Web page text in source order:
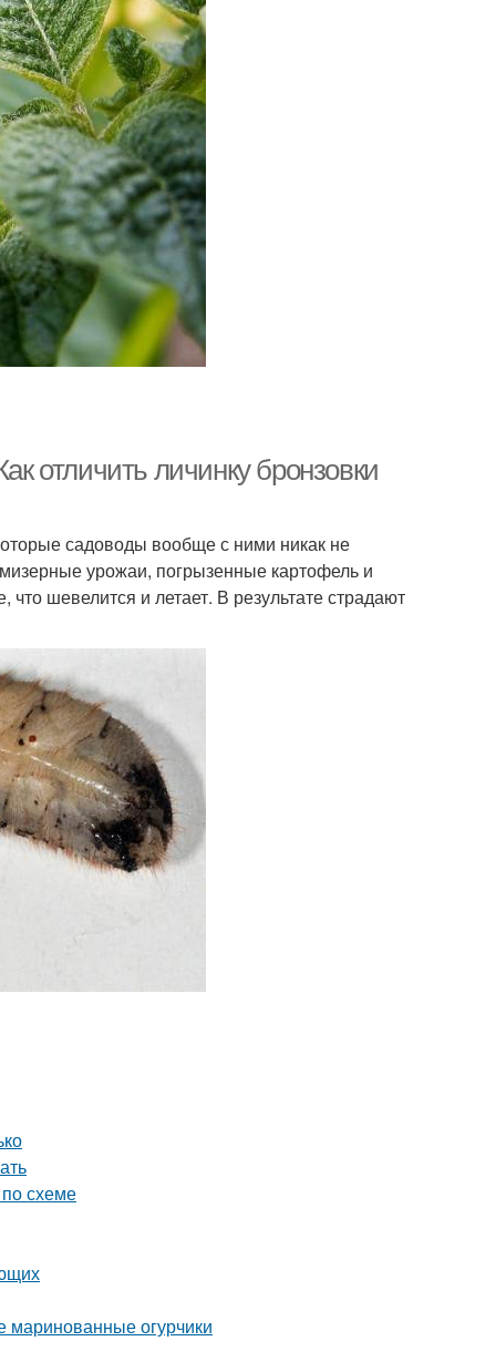
отличить личинку бронзовки
садоводы вообще с ними никак не
урожаи, погрызенные картофель и
шевелится и летает. В результате страдают
схеме
маринованные огурчики